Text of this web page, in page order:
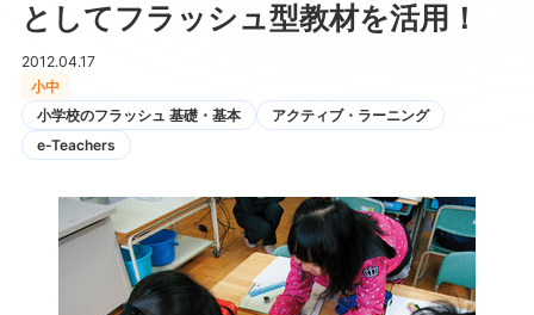
としてフラッシュ型教材を活用！
2012.04.17
小中
小学校のフラッシュ 基礎・基本
アクティブ・ラーニング
e-Teachers